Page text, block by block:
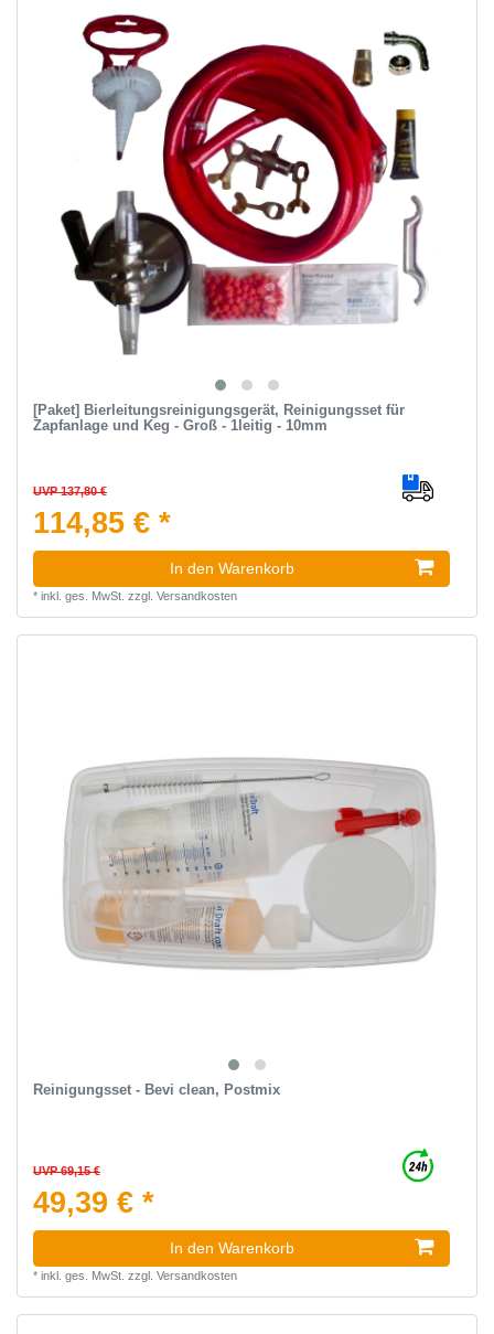
[Paket] Bierleitungsreinigungsgerät, Reinigungsset für
Zapfanlage und Keg - Groß - 1leitig - 10mm
UVP 137,80 €
114,85 € *
In den Warenkorb
* inkl. ges. MwSt. zzgl. Versandkosten
Reinigungsset - Bevi clean, Postmix
UVP 69,15 €
49,39 € *
In den Warenkorb
* inkl. ges. MwSt. zzgl. Versandkosten